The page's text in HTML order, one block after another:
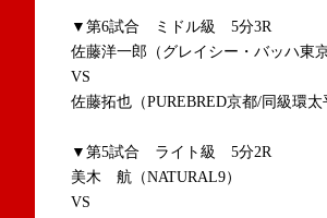
▼第6試合 ミドル級 5分3R
佐藤洋一郎（グレイシー・バッハ東
VS
佐藤拓也（PUREBRED京都/同級環
▼第5試合 ライト級 5分2R
美木 航（NATURAL9）
VS